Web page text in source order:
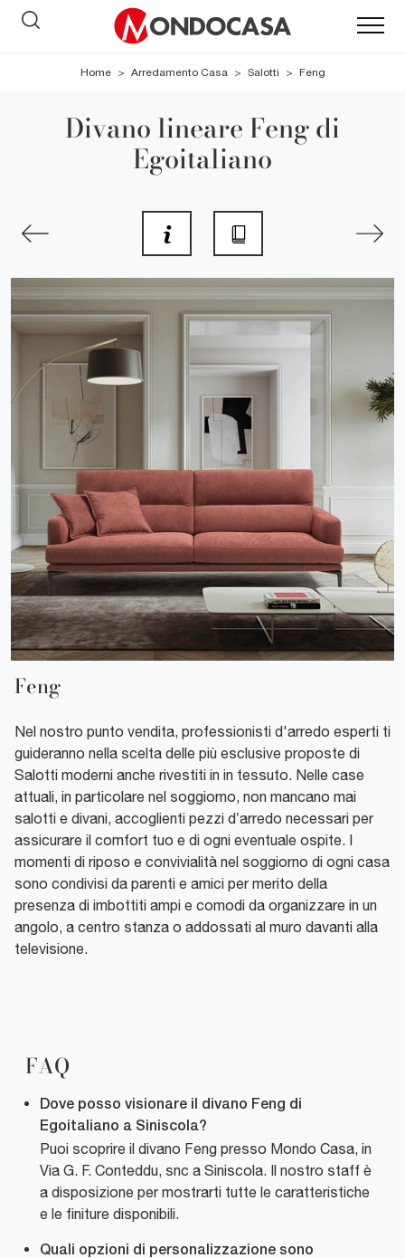
Home > Arredamento Casa > Salotti > Feng
Divano lineare Feng di
Egoitaliano
Feng
Nel nostro punto vendita, professionisti d'arredo esperti ti
guideranno nella scelta delle più esclusive proposte di
Salotti moderni anche rivestiti in in tessuto. Nelle case
attuali, in particolare nel soggiorno, non mancano mai
salotti e divani, accoglienti pezzi d’arredo necessari per
assicurare il comfort tuo e di ogni eventuale ospite. I
momenti di riposo e convivialità nel soggiorno di ogni casa
sono condivisi da parenti e amici per merito della
presenza di imbottiti ampi e comodi da organizzare in un
angolo, a centro stanza o addossati al muro davanti alla
televisione.
FAQ
Dove posso visionare il divano Feng di
Egoitaliano a Siniscola?
Puoi scoprire il divano Feng presso Mondo Casa, in
Via G. F. Conteddu, snc a Siniscola. Il nostro staff è
a disposizione per mostrarti tutte le caratteristiche
e le finiture disponibili.
Quali opzioni di personalizzazione sono